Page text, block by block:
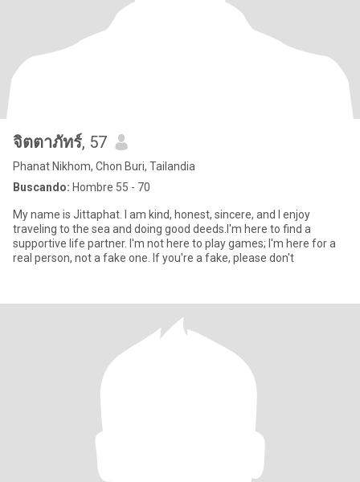
จิตตาภัทร์, 57
Phanat Nikhom, Chon Buri, Tailandia
Buscando: Hombre 55 - 70
My name is Jittaphat. I am kind, honest, sincere, and I enjoy
traveling to the sea and doing good deeds.I'm here to find a
supportive life partner. I'm not here to play games; I'm here for a
real person, not a fake one. If you're a fake, please don't